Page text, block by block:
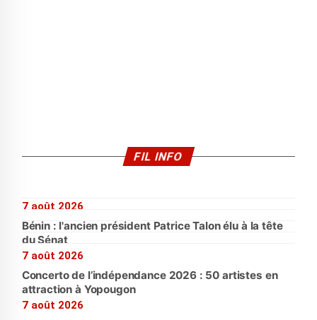
FIL INFO
7 août 2026
Bénin : l'ancien président Patrice Talon élu à la tête
du Sénat
7 août 2026
Concerto de l’indépendance 2026 : 50 artistes en
attraction à Yopougon
7 août 2026